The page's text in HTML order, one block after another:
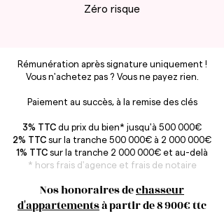
Zéro risque
Rémunération après signature uniquement !
Vous n'achetez pas ? Vous ne payez rien.
Paiement au succès, à la remise des clés
3% TTC du prix du bien* jusqu'à 500 000€
2% TTC sur la tranche 500 000€ à 2 000 000€
1% TTC sur la tranche 2 000 000€ et au-delà
* hors frais d'agence et frais de notaire
Nos honoraires dechasseur
d'appartementsà partir de 8 900€ ttc